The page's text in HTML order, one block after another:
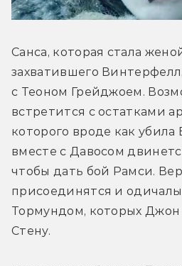
Санса, которая стала
захватившего
с Теоном Грейджоем.
встретится с остатками
которого вроде как убила
вместе с Давосом
чтобы дать бой Рамси.
присоединятся и
Тормундом, которых Джон
Стену.